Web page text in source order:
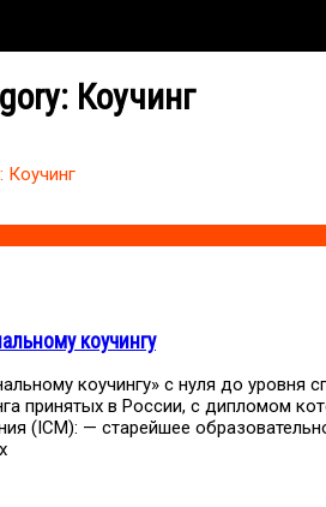
Коучинг
Коучинг
коучингу
коучингу» с нуля до уровня
принятых в России, с дипломом
(ICM): — старейшее